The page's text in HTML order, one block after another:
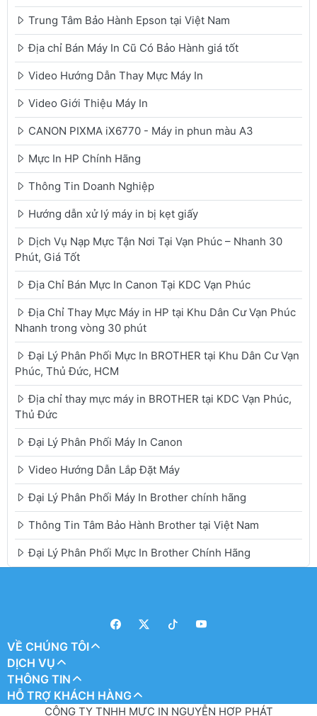
Trung Tâm Bảo Hành Epson tại Việt Nam
Địa chỉ Bán Máy In Cũ Có Bảo Hành giá tốt
Video Hướng Dẫn Thay Mực Máy In
Video Giới Thiệu Máy In
CANON PIXMA iX6770 - Máy in phun màu A3
Mực In HP Chính Hãng
Thông Tin Doanh Nghiệp
Hướng dẫn xử lý máy in bị kẹt giấy
Dịch Vụ Nạp Mực Tận Nơi Tại Vạn Phúc – Nhanh 30
Phút, Giá Tốt
Địa Chỉ Bán Mực In Canon Tại KDC Vạn Phúc
Địa Chỉ Thay Mực Máy in HP tại Khu Dân Cư Vạn Phúc
Nhanh trong vòng 30 phút
Đại Lý Phân Phối Mực In BROTHER tại Khu Dân Cư Vạn
Phúc, Thủ Đức, HCM
Địa chỉ thay mực máy in BROTHER tại KDC Vạn Phúc,
Thủ Đức
Đại Lý Phân Phối Máy In Canon
Video Hướng Dẫn Lắp Đặt Máy
Đại Lý Phân Phối Máy In Brother chính hãng
Thông Tin Tâm Bảo Hành Brother tại Việt Nam
Đại Lý Phân Phối Mực In Brother Chính Hãng
VỀ CHÚNG TÔI
DỊCH VỤ
THÔNG TIN
HỖ TRỢ KHÁCH HÀNG
CÔNG TY TNHH MỰC IN NGUYỄN HỢP PHÁT